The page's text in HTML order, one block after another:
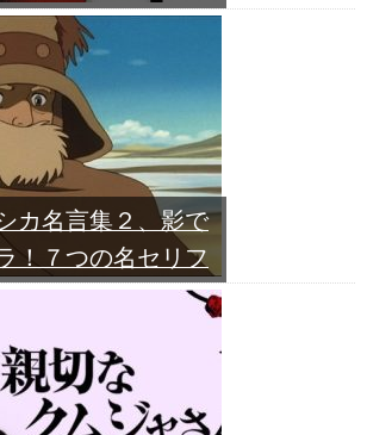
カ名言集２、影で
！７つの名セリフ